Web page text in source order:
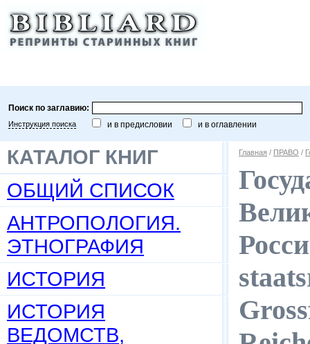
Поиск по заглавию:
Инструкция поиска и в предисловии и в оглавлении
КАТАЛОГ КНИГ
ОБЩИЙ СПИСОК
АНТРОПОЛОГИЯ.
ЭТНОГРАФИЯ
ИСТОРИЯ
ИСТОРИЯ
ВЕДОМСТВ,
Главная / ПРАВО /